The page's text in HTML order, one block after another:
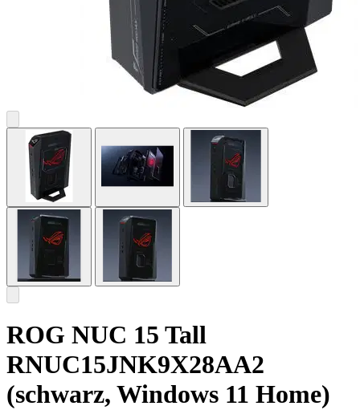
ROG NUC 15 Tall
RNUC15JNK9X28AA2
(schwarz, Windows 11 Home)